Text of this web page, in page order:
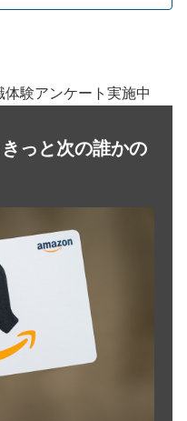
体験アンケート実施中
っと次の誰かの